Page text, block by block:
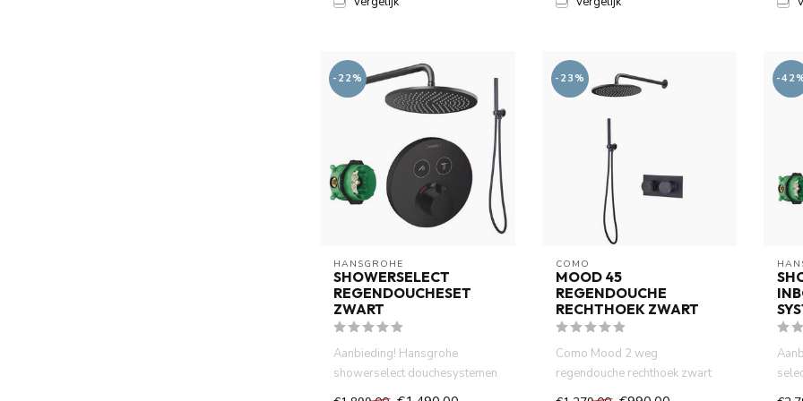
-22%
HANSGROHE
SHOWERSELECT
REGENDOUCHESET
ZWART
Aanbieding! Hansgrohe
showerselect douchesystemen
-23%
COMO
MOOD 45
REGENDOUCHE
RECHTHOEK ZWART
Como Mood 2 weg
regendouche rechthoek zwart
-